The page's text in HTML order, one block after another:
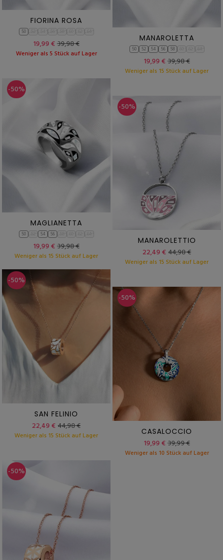
FIORINA ROSA
50
19,99 €39,98 €
Weniger als 5 Stück auf Lager
MANAROLETTA
50 52 54 56 58
19,99 €39,98 €
Weniger als 15 Stück auf Lager
-50%
MAGLIANETTA
50 54 56
19,99 €39,98 €
Weniger als 15 Stück auf Lager
-50%
MANAROLETTIO
22,49 € 44,98 €
Weniger als 15 Stück auf Lager
-50%
SAN FELINIO
22,49 € 44,98 €
Weniger als 15 Stück auf Lager
-50%
CASALOCCIO
19,99 €39,99 €
Weniger als 10 Stück auf Lager
-50%